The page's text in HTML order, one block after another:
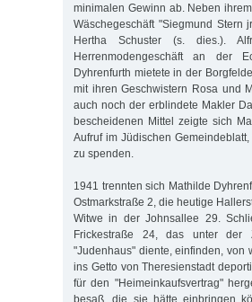
minimalen Gewinn ab. Neben
Wäschegeschäft "Siegmund Stern
Hertha Schuster (s. dies.).
Herrenmodengeschäft an der
Dyhrenfurth mietete in der
mit ihren Geschwistern Rosa und
auch noch der erblindete Makler
bescheidenen Mittel zeigte sich
Aufruf im Jüdischen
zu spenden.
1941 trennten sich Mathilde
Ostmarkstraße 2, die heutige
Witwe in der Johnsallee 29.
Frickestraße 24, das unter der
"Judenhaus" diente, einfinden, von
ins Getto von Theresienstadt
für den "Heimeinkaufsvertrag"
besaß, die sie hätte einbringen